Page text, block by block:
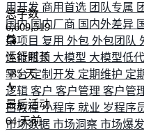
用开发 商用首选 团队专属
国内国内厂商 国内外差异
杂项目 复用 外包 外包团队
性能瓶颈 大模型 大模型低
平台定制开发 定期维护 定
逻辑 客户 客户管理 客户管
白教程小程序 就业 岁程序
市场数据 市场洞察 市场爆发
总字数
6,609,519
运行时长
585 天
最后活动
64 天前